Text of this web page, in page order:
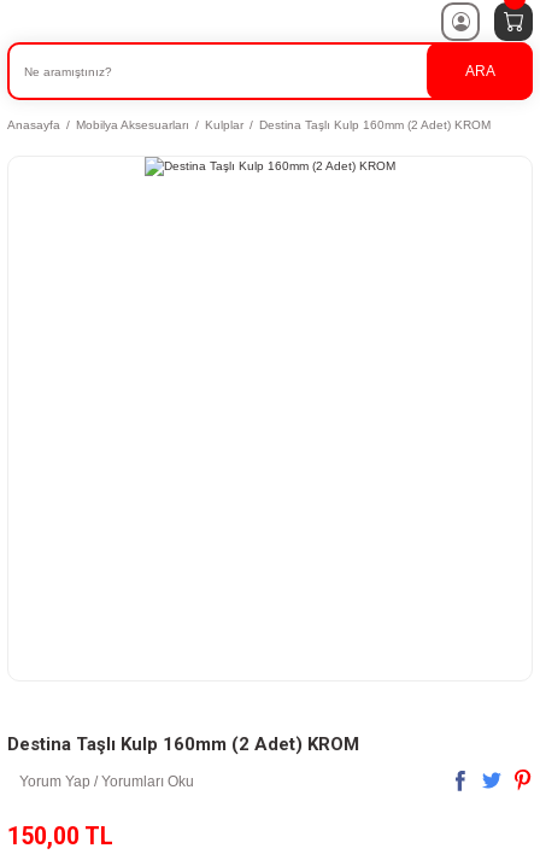
ARA
Anasayfa Mobilya Aksesuarları Kulplar Destina Taşlı Kulp 160mm (2 Adet) KROM
Destina Taşlı Kulp 160mm (2 Adet) KROM
Yorum Yap / Yorumları Oku
150,00 TL